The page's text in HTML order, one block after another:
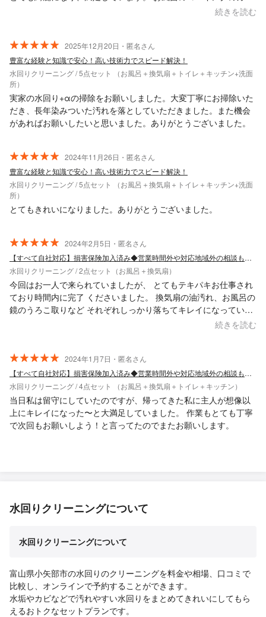
も、ひどいとコーキングをやり直した方が早いし安いと教えてい
続きを読む
2025年12月20日・匿名さん
豊富な経験と知識で安心！高い技術力でスピード解決！
水回りクリーニング / 5点セット （お風呂＋換気扇＋トイレ＋キッチン+洗面
所）
実家の水回り+αの掃除をお願いしました。大変丁寧にお掃除いた
だき、長年染みついた汚れを落としていただきました。また機会
があればお願いしたいと思いました。ありがとうございました。
2024年11月26日・匿名さん
豊富な経験と知識で安心！高い技術力でスピード解決！
水回りクリーニング / 5点セット （お風呂＋換気扇＋トイレ＋キッチン+洗面
所）
とてもきれいになりました。ありがとうございました。
2024年2月5日・匿名さん
【すべて自社対応】損害保険加入済み◆営業時間外や対応地域外の相談も大歓迎！
水回りクリーニング / 2点セット（お風呂＋換気扇）
今回はお一人で来られていましたが、 とてもテキパキお仕事され
ており時間内に完了 くださいました。 換気扇の油汚れ、お風呂の
鏡のうろこ取りなど それぞれしっかり落ちてキレイになっていた
のですが、お風呂ドアのパッキンのカビが残念ながら残っていま
足しています！
続きを読む
2024年1月7日・匿名さん
【すべて自社対応】損害保険加入済み◆営業時間外や対応地域外の相談も大歓迎！
水回りクリーニング / 4点セット （お風呂＋換気扇＋トイレ＋キッチン）
当日私は留守にしていたのですが、帰ってきた私に主人が想像以
上にキレイになった〜と大満足していました。 作業もとても丁寧
で次回もお願いしよう！と言ってたのでまたお願いします。
水回りクリーニングについて
水回りクリーニングについて
富山県小矢部市の水回りのクリーニングを料金や相場、口コミで
比較し、オンラインで予約することができます。
水垢やカビなどで汚れやすい水回りをまとめてきれいにしてもら
えるおトクなセットプランです。